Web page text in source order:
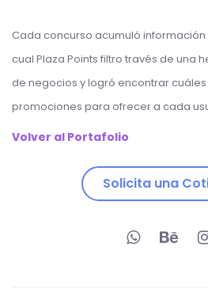
Cada concurso acumuló información
cual Plaza Points filtro través de una
de negocios y logró encontrar
promociones para ofrecer a cada
Volver al Portafolio
Solicita una